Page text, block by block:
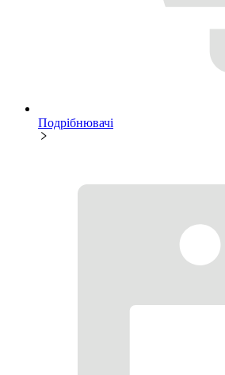
Подрібнювачі